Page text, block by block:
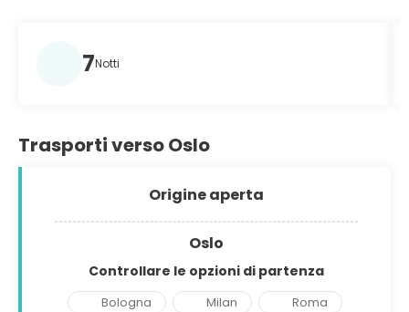
7Notti
Trasporti verso Oslo
Origine aperta
Oslo
Controllare le opzioni di partenza
Bologna Milan
Roma